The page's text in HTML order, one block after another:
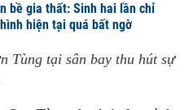
bề gia thất: Sinh hai lần chỉ
hiện tại quá bất ngờ
Tùng tại sân bay thu hút sự